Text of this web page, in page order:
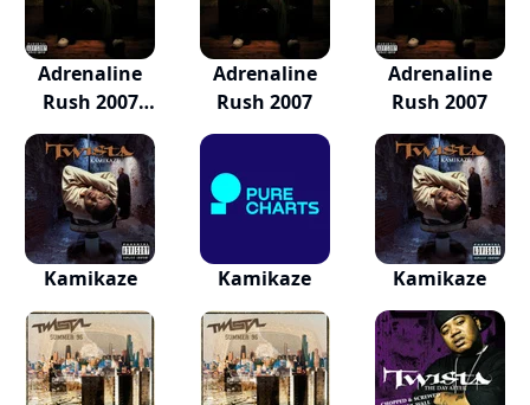
Adrenaline
Rush 2007
(Expande...
Adrenaline
Rush 2007
Adrenaline
Rush 2007
Kamikaze Kamikaze Kamikaze